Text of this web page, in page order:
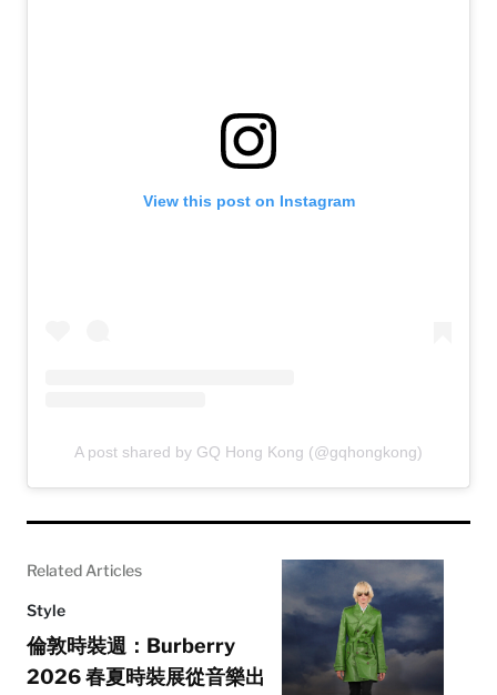
View this post on Instagram
A post shared by GQ Hong Kong (@gqhongkong)
Related Articles
Style
倫敦時裝週：Burberry
2026 春夏時裝展從音樂出